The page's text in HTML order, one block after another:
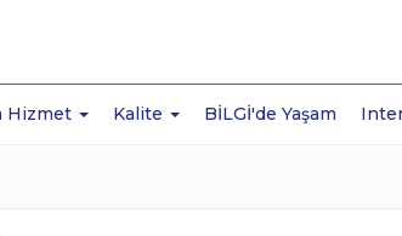
Hizmet Kalite BİLGİ'de Yaşam